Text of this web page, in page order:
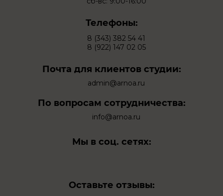
Телефоны:
8 (343) 382 54 41
8 (922) 147 02 05
Почта для клиентов студии:
admin@arnoa.ru
По вопросам сотрудничества:
info@arnoa.ru
Мы в соц. сетях:
Оставьте отзывы: